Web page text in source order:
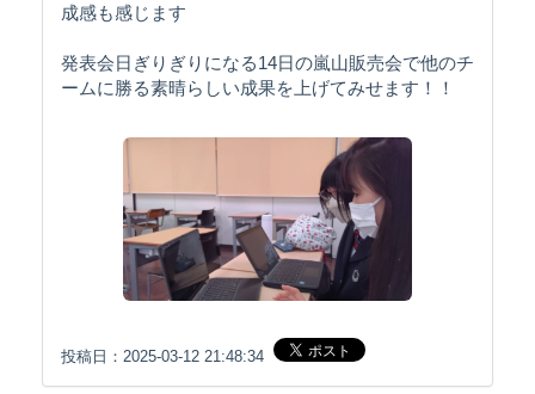
成感も感じます
発表会日ぎりぎりになる14日の嵐山販売会で他のチ
ームに勝る素晴らしい成果を上げてみせます！！
投稿日：2025-03-12 21:48:34